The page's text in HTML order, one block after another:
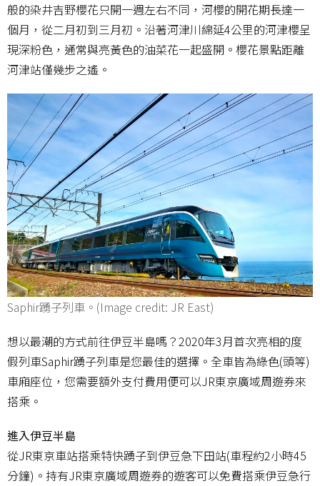
般的染井吉野櫻花只開一週左右不同，河櫻的開花期長達一
個月，從二月初到三月初。沿著河津川綿延4公里的河津櫻呈
現深粉色，通常與亮黃色的油菜花一起盛開。櫻花景點距離
河津站僅幾步之遙。
Saphir踴子列車。(Image credit: JR East)
想以最潮的方式前往伊豆半島嗎？2020年3月首次亮相的度
假列車Saphir踴子列車是您最佳的選擇。全車皆為綠色(頭等)
車廂座位，您需要額外支付費用便可以JR東京廣域周遊券來
搭乘。
進入伊豆半島
從JR東京車站搭乘特快踴子到伊豆急下田站(車程約2小時45
分鐘)。持有JR東京廣域周遊券的遊客可以免費搭乘伊豆急行